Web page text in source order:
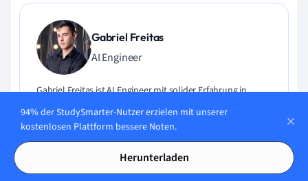
Gabriel Freitas
AI Engineer
Gabriel Freitas ist AI Engineer mit solider Erfahrung in
Softwareentwicklung, maschinellen Lernalgorithmen und
generativer KI, einschließlich Anwendungen großer
Universität von São Paulo studiert und macht aktuell
seinen MSc in Computertechnik an der Universität von
94% der StudySmarter-Nutzer erzielen mit unserer
kostenlosen Plattform bessere Noten.
Herunterladen